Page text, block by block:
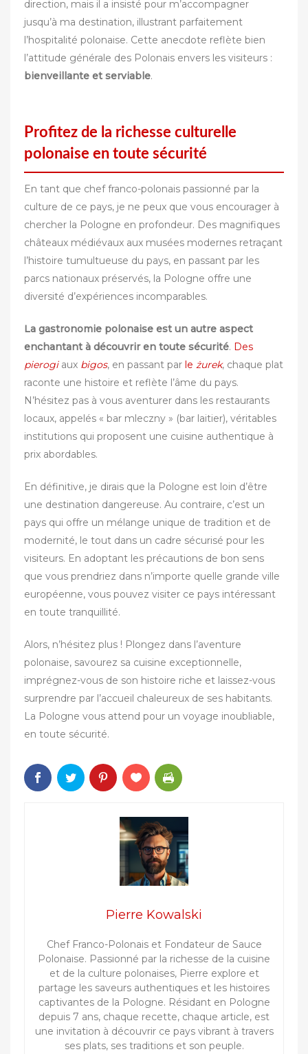
direction, mais il a insisté pour m’accompagner
jusqu’à ma destination, illustrant parfaitement
l’hospitalité polonaise. Cette anecdote reflète bien
l’attitude générale des Polonais envers les visiteurs :
bienveillante et serviable.
Profitez de la richesse culturelle
polonaise en toute sécurité
En tant que chef franco-polonais passionné par la
culture de ce pays, je ne peux que vous encourager à
chercher la Pologne en profondeur. Des magnifiques
châteaux médiévaux aux musées modernes retraçant
l’histoire tumultueuse du pays, en passant par les
parcs nationaux préservés, la Pologne offre une
diversité d’expériences incomparables.
La gastronomie polonaise est un autre aspect
enchantant à découvrir en toute sécurité. Des
pierogiaux bigos, en passant par le żurek, chaque plat
raconte une histoire et reflète l’âme du pays.
N’hésitez pas à vous aventurer dans les restaurants
locaux, appelés « bar mleczny » (bar laitier), véritables
institutions qui proposent une cuisine authentique à
prix abordables.
En définitive, je dirais que la Pologne est loin d’être
une destination dangereuse. Au contraire, c’est un
pays qui offre un mélange unique de tradition et de
modernité, le tout dans un cadre sécurisé pour les
visiteurs. En adoptant les précautions de bon sens
que vous prendriez dans n’importe quelle grande ville
européenne, vous pouvez visiter ce pays intéressant
en toute tranquillité.
Alors, n’hésitez plus ! Plongez dans l’aventure
polonaise, savourez sa cuisine exceptionnelle,
imprégnez-vous de son histoire riche et laissez-vous
surprendre par l’accueil chaleureux de ses habitants.
La Pologne vous attend pour un voyage inoubliable,
en toute sécurité.
Pierre Kowalski
Chef Franco-Polonais et Fondateur de Sauce
Polonaise. Passionné par la richesse de la cuisine
et de la culture polonaises, Pierre explore et
partage les saveurs authentiques et les histoires
captivantes de la Pologne. Résidant en Pologne
depuis 7 ans, chaque recette, chaque article, est
une invitation à découvrir ce pays vibrant à travers
ses plats, ses traditions et son peuple.